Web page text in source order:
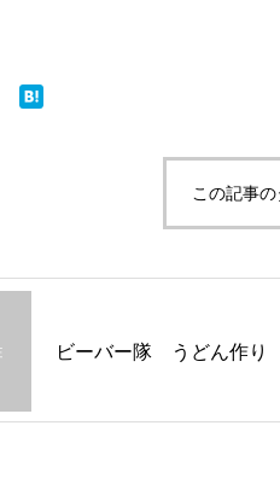
この記事
ビーバー隊 うどん作り